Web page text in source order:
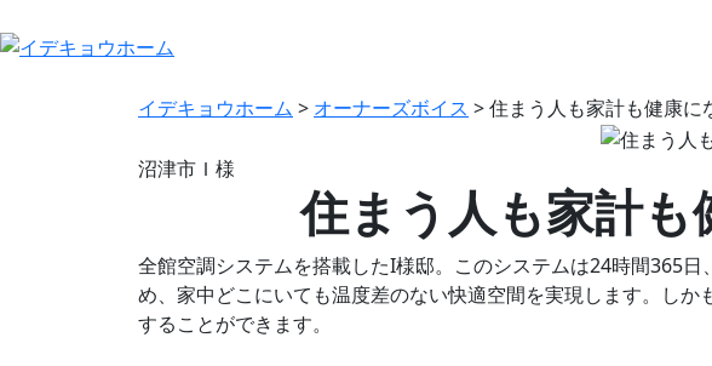
イデキョウホーム > オーナーズボイス >住まう人も家計も健康に
沼津市Ｉ様
住まう人も家計も
全館空調システムを搭載したI様邸。このシステムは24時間365
め、家中どこにいても温度差のない快適空間を実現します。し
することができます。